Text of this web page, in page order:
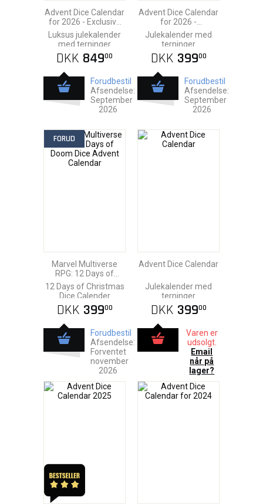
Advent Dice Calendar
for 2026 - Exclusive
Edition
Luksus julekalender
med terninger
DKK 84900
Forudbestil
Afsendelse:
September
2026
Advent Dice Calendar
for 2026 -
Nøddeknækkeren
Julekalender med
terninger
DKK 39900
Forudbestil
Afsendelse:
September
2026
FORUD
Marvel Multiverse
RPG: 12 Days of
Doom Dice Advent
Calendar
12 Days of Christmas
Dice Calender
DKK 39900
Forudbestil
Afsendelse:
Forventet
november
2026
Advent Dice Calendar
Julekalender med
terninger
DKK 39900
Varen er
udsolgt.
Email
når på
lager?